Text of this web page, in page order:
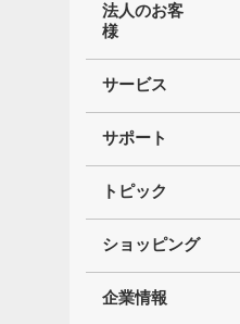
法人のお客
様
サービス
サポート
トピック
ショッピング
企業情報